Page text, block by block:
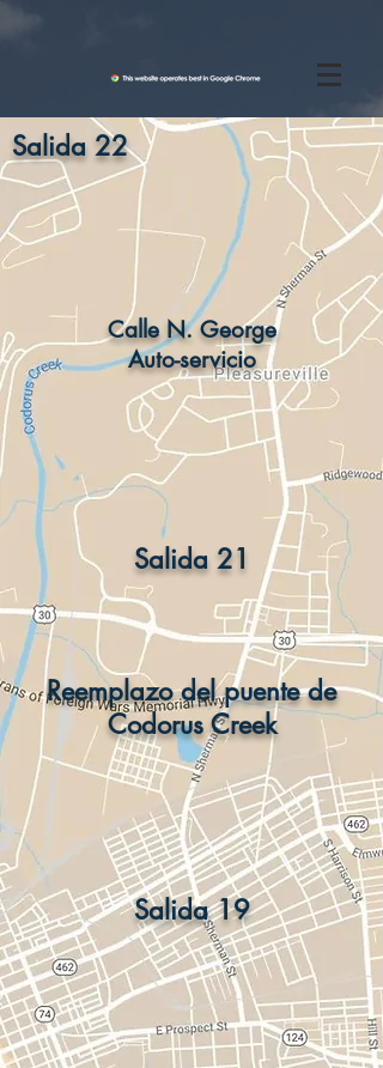
Salida 22
Calle N. George
Auto-servicio
Salida 21
Reemplazo del puente de
Codorus Creek
Salida 19